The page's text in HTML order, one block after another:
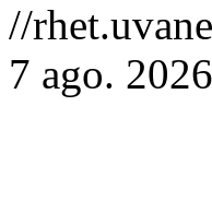
//
7 ago.